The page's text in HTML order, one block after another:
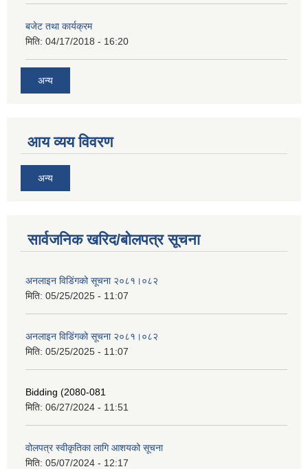
बजेट तथा कार्यक्रम
मिति: 04/17/2018 - 16:20
अन्य
आय व्यय विवरण
अन्य
सार्वजनिक खरिद/बोलपत्र सूचना
अनलाइन विडि‌ं‍गको सूचना २०८१।०८२
मिति: 05/25/2025 - 11:07
अनलाइन विडि‌ं‍गको सूचना २०८१।०८२
मिति: 05/25/2025 - 11:07
Bidding (2080-081
मिति: 06/27/2024 - 11:51
वोलपत्र स्वीकृतिका लागि आशयको सूचना
मिति: 05/07/2024 - 12:17